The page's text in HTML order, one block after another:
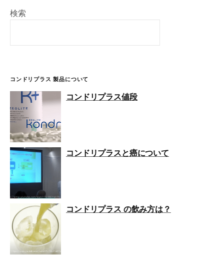
検索
コンドリプラス 製品について
コンドリプラス値段
コンドリプラスと癌について
コンドリプラス の飲み方は？